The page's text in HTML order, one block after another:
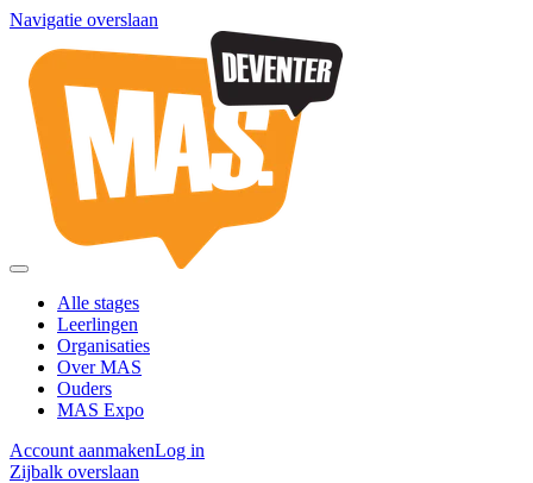
Navigatie overslaan
Alle stages
Leerlingen
Organisaties
Over MAS
Ouders
MAS Expo
Account aanmakenLog in
Zijbalk overslaan